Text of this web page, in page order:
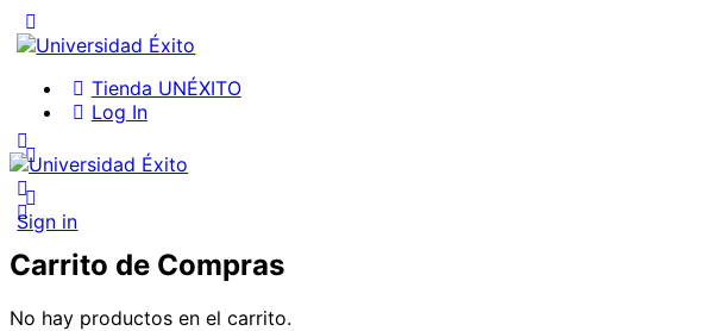
Tienda UNÉXITO
Log In
Sign in
Carrito de Compras
No hay productos en el carrito.